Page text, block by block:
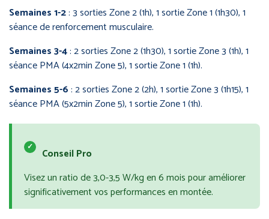
Semaines 1-2: 3 sorties Zone 2 (1h), 1 sortie Zone 1 (1h30), 1
séance de renforcement musculaire.
Semaines 3-4: 2 sorties Zone 2 (1h30), 1 sortie Zone 3 (1h), 1
séance PMA (4x2min Zone 5), 1 sortie Zone 1 (1h).
Semaines 5-6: 2 sorties Zone 2 (2h), 1 sortie Zone 3 (1h15), 1
séance PMA (5x2min Zone 5), 1 sortie Zone 1 (1h).
✓
Conseil Pro
Visez un ratio de 3,0-3,5 W/kg en 6 mois pour améliorer
significativement vos performances en montée.